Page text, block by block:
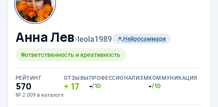
Анна Лев›leola1989 Нейросаммари
ответственность и креативность
РЕЙТИНГ
570
№ 2 009 в каталоге
ОТЗЫВЫ
17
ПРОФЕССИОНАЛИЗМ
-/10
КОММУНИКАЦИЯ
-/10